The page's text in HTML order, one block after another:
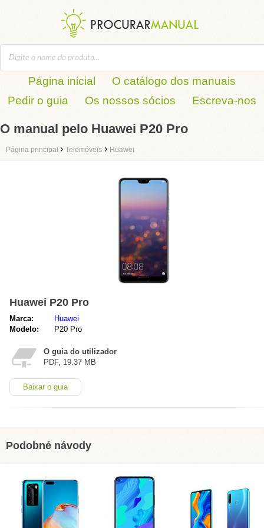
Página inicial
O catálogo dos manuais
Pedir o guia
Os nossos sócios Escreva-nos
O manual pelo Huawei P20 Pro
Página principal › Telemóveis › Huawei
Huawei P20 Pro
Marca:
Huawei
Modelo:
P20 Pro
O guia do utilizador
PDF, 19.37 MB
Baixar o guia
Podobné návody